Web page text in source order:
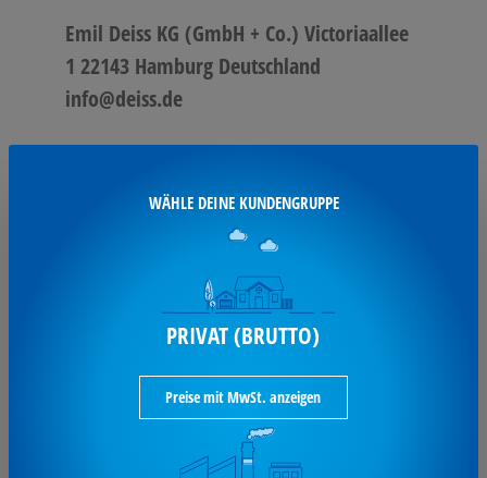
Emil Deiss KG (GmbH + Co.) Victoriaallee
1 22143 Hamburg Deutschland
info@deiss.de
TECHNISCHE
43 µm
blau
70 x 110 cm (B x H)
Packungsmenge
25 St./Pack., Pack
Müllsack
WÄHLE DEINE KUNDENGRUPPE
PRIVAT (BRUTTO)
Preise mit MwSt. anzeigen